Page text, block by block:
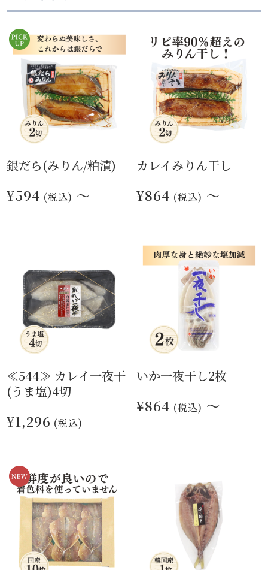
銀だら(みりん/粕漬)
¥594 (税込) ～
カレイみりん干し
¥864 (税込) ～
≪544≫ カレイ一夜干
(うま塩)4切
¥1,296 (税込)
いか一夜干し2枚
¥864 (税込) ～